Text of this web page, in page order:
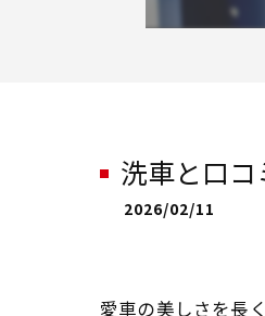
洗車と口
2026/02/11
愛車の美しさを長